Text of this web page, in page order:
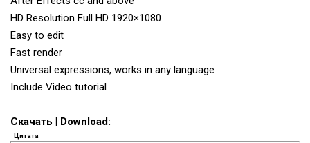
HD Resolution Full HD 1920×1080
Easy to edit
Fast render
Universal expressions, works in any language
Include Video tutorial
Скачать | Download:
Цитата